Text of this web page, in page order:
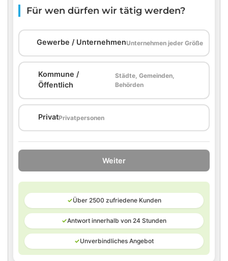
Für wen dürfen wir tätig werden?
Gewerbe / UnternehmenUnternehmen jeder Größe
Kommune /
Öffentlich
Städte, Gemeinden,
Behörden
PrivatPrivatpersonen
Weiter
✓Über 2500 zufriedene Kunden
✓Antwort innerhalb von 24 Stunden
✓Unverbindliches Angebot